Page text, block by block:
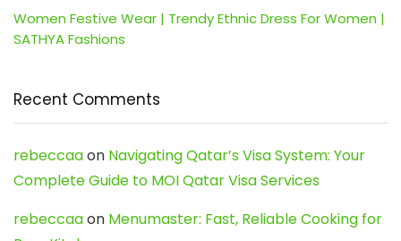
Women Festive Wear | Trendy Ethnic Dress For Women |
SATHYA Fashions
Recent Comments
rebeccaaon Navigating Qatar’s Visa System: Your
Complete Guide to MOI Qatar Visa Services
rebeccaaon Menumaster: Fast, Reliable Cooking for